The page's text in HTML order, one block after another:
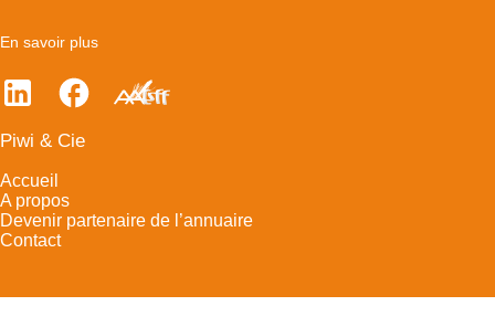
En savoir plus
Piwi & Cie
Accueil
A propos
Devenir partenaire de l’annuaire
Contact